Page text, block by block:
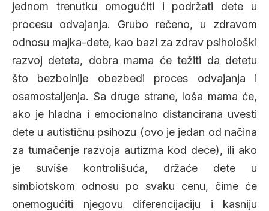
jednom trenutku omogućiti i podržati dete u
procesu odvajanja. Grubo rečeno, u zdravom
odnosu majka-dete, kao bazi za zdrav psihološki
razvoj deteta, dobra mama će težiti da detetu
što bezbolnije obezbedi proces odvajanja i
osamostaljenja. Sa druge strane, loša mama će,
ako je hladna i emocionalno distancirana uvesti
dete u autističnu psihozu (ovo je jedan od načina
za tumačenje razvoja autizma kod dece), ili ako
je suviše kontrolišuća, držaće dete u
simbiotskom odnosu po svaku cenu, čime će
onemogućiti njegovu diferencijaciju i kasniju